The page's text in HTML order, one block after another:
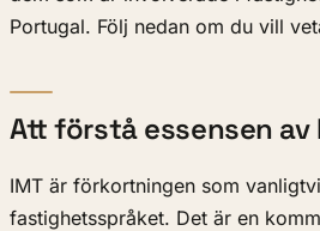
Portugal. Följ nedan om du vill
Att förstå essensen av
IMT är förkortningen som
fastighetsspråket. Det är en